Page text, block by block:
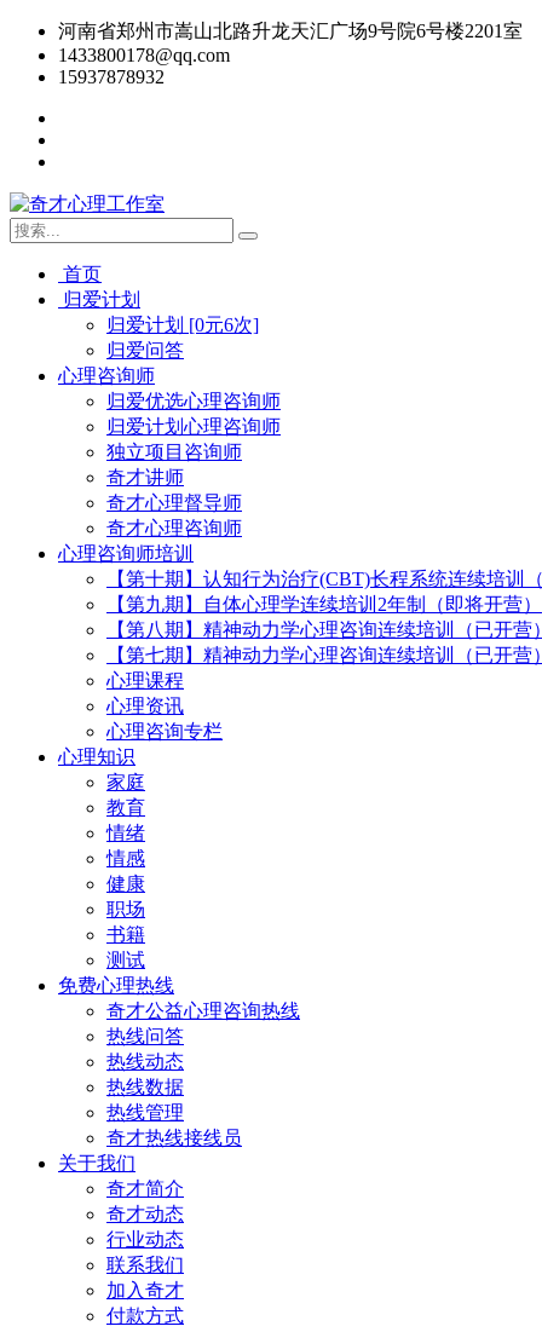
河南省郑州市嵩山北路升龙天汇广场9号院6号楼2201室
1433800178@qq.com
15937878932
首页
归爱计划
归爱计划 [0元6次]
归爱问答
心理咨询师
归爱优选心理咨询师
归爱计划心理咨询师
独立项目咨询师
奇才讲师
奇才心理督导师
奇才心理咨询师
心理咨询师培训
【第十期】认知行为治疗(CBT)长程系统连续培训
【第九期】自体心理学连续培训2年制（即将开营）
【第八期】精神动力学心理咨询连续培训（已开营）
【第七期】精神动力学心理咨询连续培训（已开营）
心理课程
心理资讯
心理咨询专栏
心理知识
家庭
教育
情绪
情感
健康
职场
书籍
测试
免费心理热线
奇才公益心理咨询热线
热线问答
热线动态
热线数据
热线管理
奇才热线接线员
关于我们
奇才简介
奇才动态
行业动态
联系我们
加入奇才
付款方式